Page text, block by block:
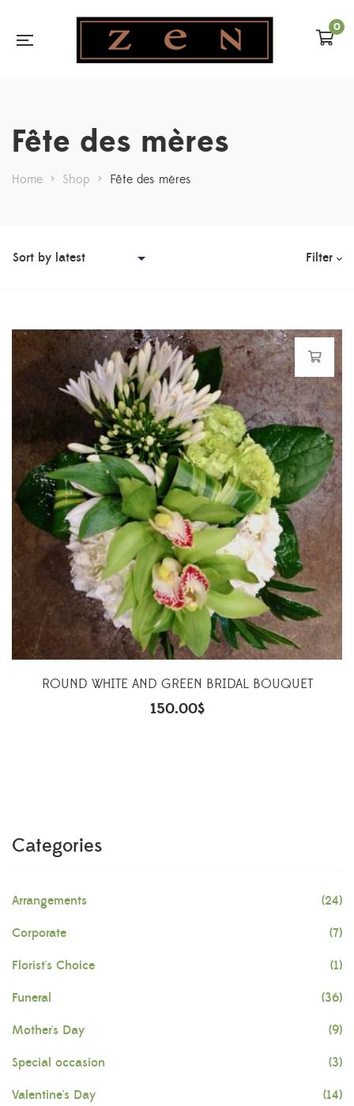
0
Fête des mères
Home > Shop > Fête des mères
Filter
ROUND WHITE AND GREEN BRIDAL BOUQUET
150.00$
Categories
Arrangements (24)
Corporate (7)
Florist's Choice (1)
Funeral (36)
Mother's Day (9)
Special occasion (3)
Valentine's Day (14)